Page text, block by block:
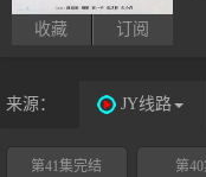
收藏 订阅
来源： JY线路
第41集完结 第